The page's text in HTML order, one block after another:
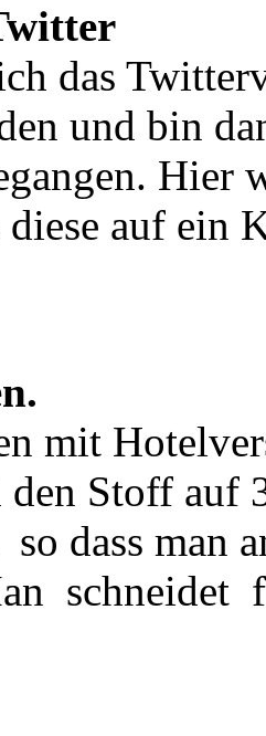
das
und bin
Hier
auf ein
mit
den Stoff auf
dass man
schneidet